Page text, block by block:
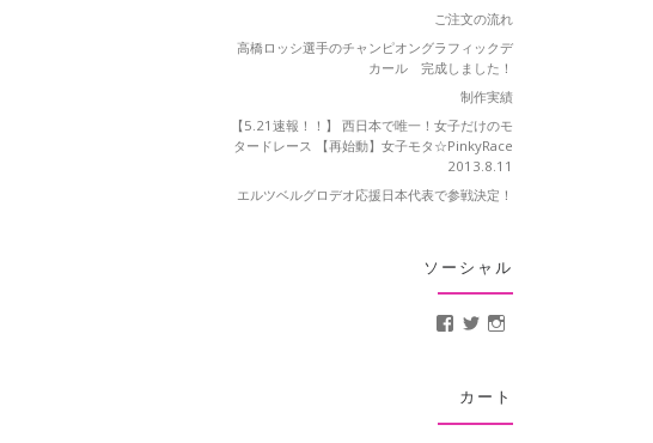
ご注文の流れ
高橋ロッシ選手のチャンピオングラフィックデ
カール 完成しました！
制作実績
【5.21速報！！】 西日本で唯一！女子だけのモ
タードレース 【再始動】女子モタ☆PinkyRace
2013.8.11
エルツベルグロデオ応援日本代表で参戦決定！
ソーシャル
MotoCrusader さんのプ
@MotoCrusader さ
カート